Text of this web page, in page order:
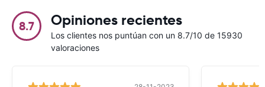
8.7 Opiniones recientes
Los clientes nos puntúan con un 8.7/10 de 15930
valoraciones